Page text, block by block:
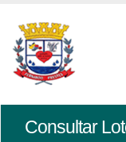
Consultar